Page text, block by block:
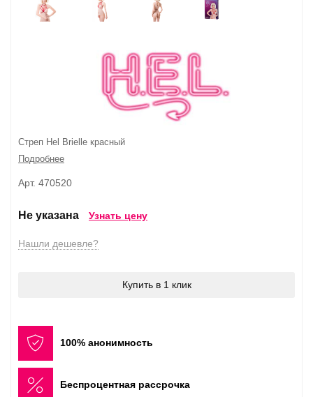
Стреп Hel Brielle красный
Подробнее
Арт. 470520
Не указана Узнать цену
Нашли дешевле?
Купить в 1 клик
100% анонимность
Беспроцентная рассрочка